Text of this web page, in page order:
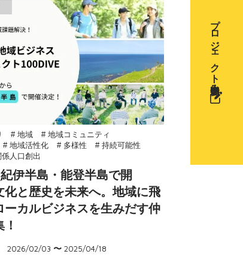
# 地域
# 地域コミュニティ
# 地域活性化 # 多様性
# 持続可能性
係人口創出
紀伊半島・能登半島で開
化と歴史を未来へ。地域に飛
ーカルビジネスを生みだす仲
2026/02/03 〜2025/04/18
プロジェクト参加申込み